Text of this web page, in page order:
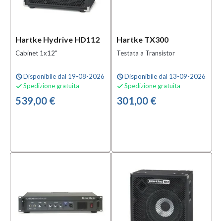
Hartke Hydrive HD112
Cabinet 1x12"
scheduleDisponibile dal 19-08-2026
 Spedizione gratuita
539,00 €
Hartke TX300
Testata a Transistor
scheduleDisponibile dal 13-09-2026
 Spedizione gratuita
301,00 €